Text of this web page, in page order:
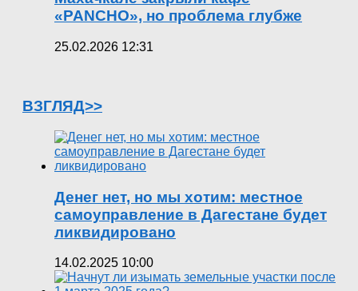
«PANCHO», но проблема глубже
25.02.2026 12:31
ВЗГЛЯД>>
Денег нет, но мы хотим: местное
самоуправление в Дагестане будет
ликвидировано
14.02.2025 10:00